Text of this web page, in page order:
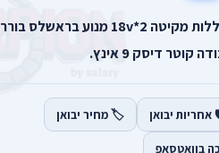
משחזת זווית מבית scorpion לסוללות מקיטה 2*18v מנוע בראשלס בורר
יבואן 🏷️ מחיר יבואן
בוואטסאפ